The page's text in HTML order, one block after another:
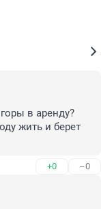
в аренду?
жить и берет
+0 –0